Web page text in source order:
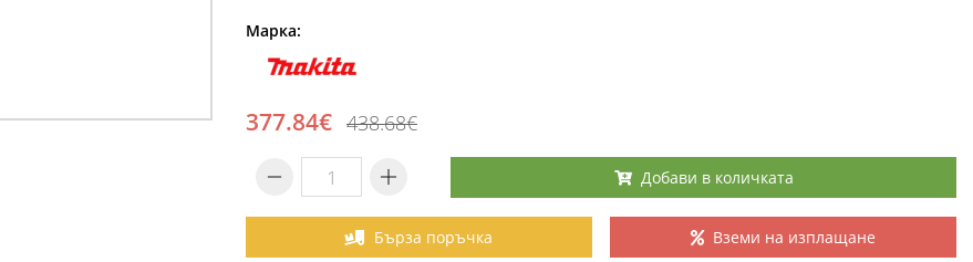
Марка:
377.84€ 438.68€
Добави в количката
Бърза поръчка Вземи на изплащане